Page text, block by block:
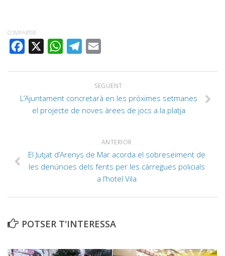
COMPARTIR
FACEBOOK
WHATSAPPTELEGRAM
SEGÜENT
L’Ajuntament concretarà en les pròximes setmanes
el projecte de noves àrees de jocs a la platja
ANTERIOR
El Jutjat d’Arenys de Mar acorda el sobreseïment de
les denúncies dels ferits per les càrregues policials
a l’hotel Vila
POTSER T'INTERESSA